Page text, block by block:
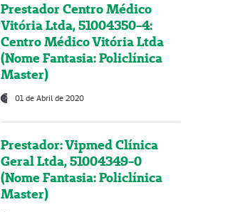
Prestador Centro Médico
Vitória Ltda, 51004350-4:
Centro Médico Vitória Ltda
(Nome Fantasia: Policlínica
Master)
01 de Abril de 2020
Prestador: Vipmed Clínica
Geral Ltda, 51004349-0
(Nome Fantasia: Policlínica
Master)